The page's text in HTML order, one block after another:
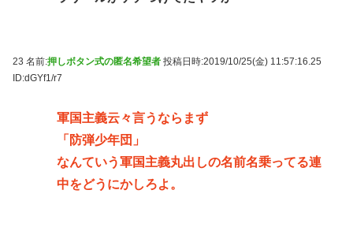
23 名前:押しボタン式の匿名希望者 投稿日時:2019/10/25(金) 11:57:16.25
ID:dGYf1/r7
軍国主義云々言うならまず
「防弾少年団」
なんていう軍国主義丸出しの名前名乗ってる連
中をどうにかしろよ。